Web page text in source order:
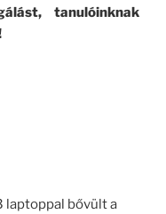
tanulóinknak
laptoppal bővült a